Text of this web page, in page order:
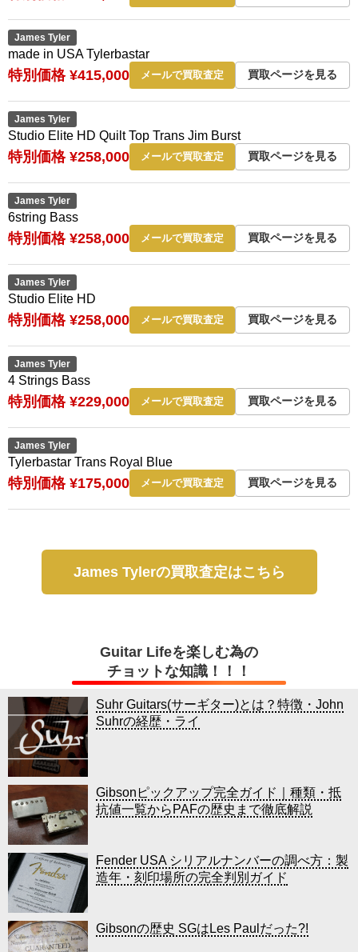
James Tyler
made in USA Tylerbastar
特別価格 ¥415,000 メールで買取査定 買取ページを見る
James Tyler
Studio Elite HD Quilt Top Trans Jim Burst
特別価格 ¥258,000 メールで買取査定 買取ページを見る
James Tyler
6string Bass
特別価格 ¥258,000 メールで買取査定 買取ページを見る
James Tyler
Studio Elite HD
特別価格 ¥258,000 メールで買取査定 買取ページを見る
James Tyler
4 Strings Bass
特別価格 ¥229,000 メールで買取査定 買取ページを見る
James Tyler
Tylerbastar Trans Royal Blue
特別価格 ¥175,000 メールで買取査定 買取ページを見る
James Tylerの買取査定はこちら
Guitar Lifeを楽しむ為の
チョットな知識！！！
Suhr Guitars(サーギター)とは？特徴・John
Suhrの経歴・ライ
Gibsonピックアップ完全ガイド｜種類・抵
抗値一覧からPAFの歴史まで徹底解説
Fender USA シリアルナンバーの調べ方：製
造年・刻印場所の完全判別ガイド
Gibsonの歴史 SGはLes Paulだった?!